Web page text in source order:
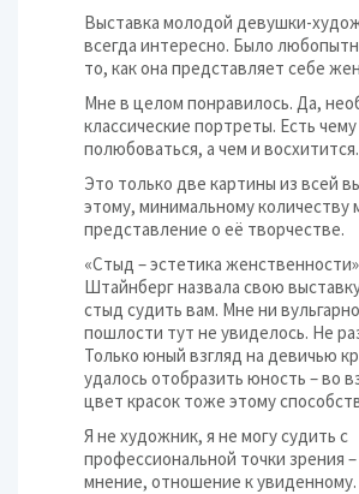
Выставка молодой девушки-
всегда интересно. Было
то, как она представляет себе
Мне в целом понравилось. Да,
классические портреты. Есть
полюбоваться, а чем и восхитится.
Это только две картины из всей
этому, минимальному количеству
представление о её творчестве.
«Стыд – эстетика
Штайнберг назвала свою
стыд судить вам. Мне ни
пошлости тут не увиделось. Не
Только юный взгляд на девичью
удалось отобразить юность – во
цвет красок тоже этому
Я не художник, я не могу судить с
профессиональной точки зрения
мнение, отношение к увиденному.